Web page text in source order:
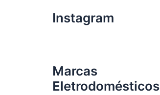
Instagram
Marcas
Eletrodomésticos